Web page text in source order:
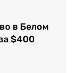
в Белом
$400